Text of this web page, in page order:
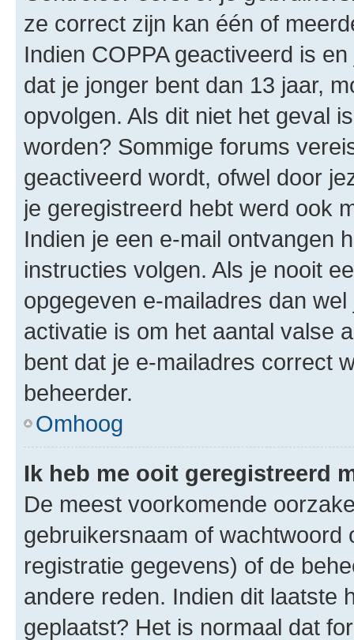
ze correct zijn kan één of
Indien COPPA geactiveerd is
dat je jonger bent dan 13 jaar,
opvolgen. Als dit niet het geval
worden? Sommige forums
geactiveerd wordt, ofwel door
je geregistreerd hebt werd ook
Indien je een e-mail ontvangen
instructies volgen. Als je nooit
opgegeven e-mailadres dan
activatie is om het aantal valse
bent dat je e-mailadres correct
beheerder.
Omhoog
Ik heb me ooit geregistreerd
De meest voorkomende
gebruikersnaam of wachtwoord
registratie gegevens) of de
andere reden. Indien dit laatste
geplaatst? Het is normaal dat